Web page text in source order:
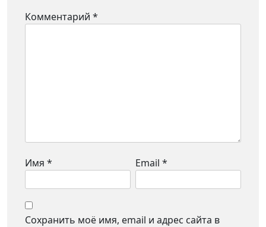
Комментарий *
Имя * Email *
Сохранить моё имя, email и адрес сайта в